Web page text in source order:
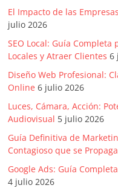
LATAM
|
Bitácora
social
de
Mercadeo
Interactivo,
Medios,
Publicidad,
Marketing,
Campañas
Publicitarias,
El Impacto de las
julio 2026
SEO Local: Guía
Locales y Atraer Clientes 6
Diseño Web Profesional:
Online 6 julio 2026
Luces, Cámara, Acción:
Audiovisual 5 julio 2026
Guía Definitiva de
Contagioso que se
Google Ads: Guía
4 julio 2026